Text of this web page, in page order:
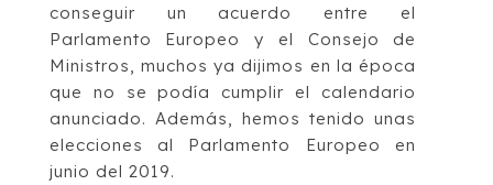
conseguir un acuerdo entre el
Parlamento Europeo y el Consejo de
Ministros, muchos ya dijimos en la época
que no se podía cumplir el calendario
anunciado. Además, hemos tenido unas
elecciones al Parlamento Europeo en
junio del 2019.